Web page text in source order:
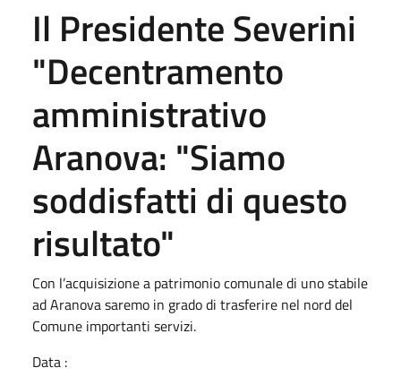
Il Presidente Severini
"Decentramento
amministrativo
Aranova: "Siamo
soddisfatti di questo
risultato"
Con l’acquisizione a patrimonio comunale di uno stabile
ad Aranova saremo in grado di trasferire nel nord del
Comune importanti servizi.
Data :